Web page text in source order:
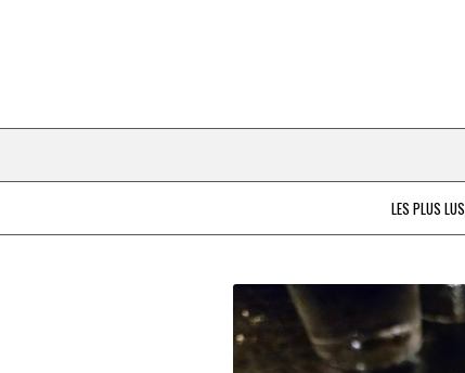
LES PLUS LUS